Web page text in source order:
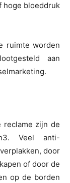
hoge bloeddruk
ruimte worden
aan
reclame zijn de
Veel anti-
door
of door de
op de borden